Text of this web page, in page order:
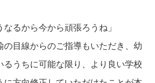
なるから今から頑張ろうね」
の目線からのご指導もいただき、幼
るうちに可能な限り、より良い学校